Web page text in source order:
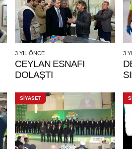
3 YIL ÖNCE
CEYLAN ESNAFI
DOLAŞTI
3
SİYASET